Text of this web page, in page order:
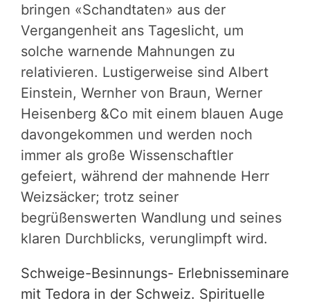
bringen «Schandtaten» aus der
Vergangenheit ans Tageslicht, um
solche warnende Mahnungen zu
relativieren. Lustigerweise sind Albert
Einstein, Wernher von Braun, Werner
Heisenberg &Co mit einem blauen Auge
davongekommen und werden noch
immer als große Wissenschaftler
gefeiert, während der mahnende Herr
Weizsäcker; trotz seiner
begrüßenswerten Wandlung und seines
klaren Durchblicks, verunglimpft wird.
Schweige-Besinnungs- Erlebnisseminare
mit Tedora in der Schweiz. Spirituelle